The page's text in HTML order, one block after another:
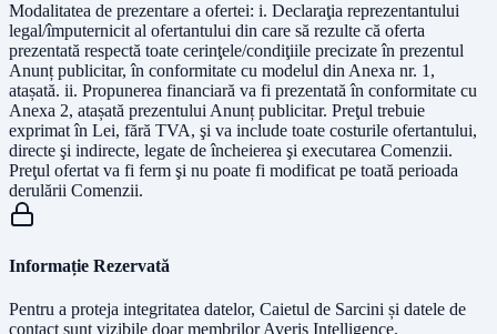
Modalitatea de prezentare a ofertei: i. Declaraţia reprezentantului
legal/împuternicit al ofertantului din care să rezulte că oferta
prezentată respectă toate cerinţele/condiţiile precizate în prezentul
Anunț publicitar, în conformitate cu modelul din Anexa nr. 1,
atașată. ii. Propunerea financiară va fi prezentată în conformitate cu
Anexa 2, atașată prezentului Anunț publicitar. Preţul trebuie
exprimat în Lei, fără TVA, şi va include toate costurile ofertantului,
directe şi indirecte, legate de încheierea şi executarea Comenzii.
Preţul ofertat va fi ferm şi nu poate fi modificat pe toată perioada
derulării Comenzii.
Informație Rezervată
Pentru a proteja integritatea datelor, Caietul de Sarcini și datele de
contact sunt vizibile doar membrilor Averis Intelligence.